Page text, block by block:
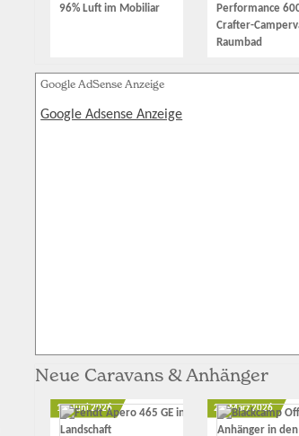
96% Luft im Mobiliar
Performance
Crafter-
Raumbad
Google AdSense Anzeige
Google Adsense Anzeige
Neue Caravans & Anhänger
12. Juni 2026 23. März 2026